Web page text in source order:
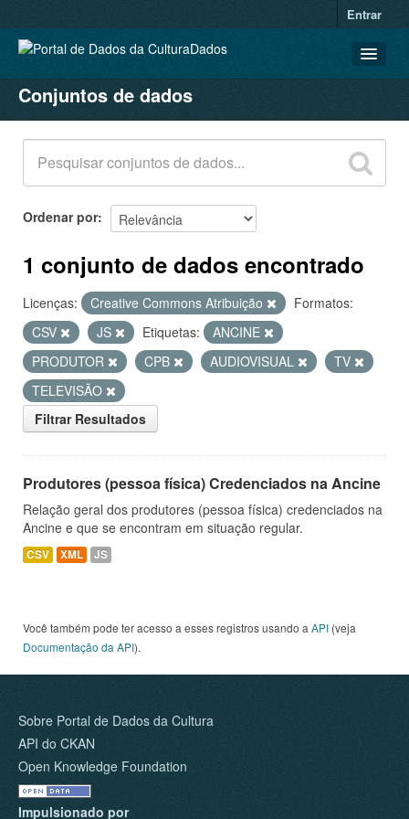
Entrar
CONJUNTOS DE DADOS
ORGANIZAÇÕES
GRUPOS
SOBRE
Conjuntos de dados
Ordenar por
1 conjunto de dados encontrado
Licenças: Creative Commons Atribuição
Formatos:
CSV
JS Etiquetas:
ANCINE
PRODUTOR
CPB AUDIOVISUAL
TV
TELEVISÃO
Filtrar Resultados
Produtores (pessoa física) Credenciados na Ancine
Relação geral dos produtores (pessoa física) credenciados na
Ancine e que se encontram em situação regular.
CSV XML JS
Você também pode ter acesso a esses registros usando a API (veja
Documentação da API).
Sobre Portal de Dados da Cultura
API do CKAN
Open Knowledge Foundation
Impulsionado por